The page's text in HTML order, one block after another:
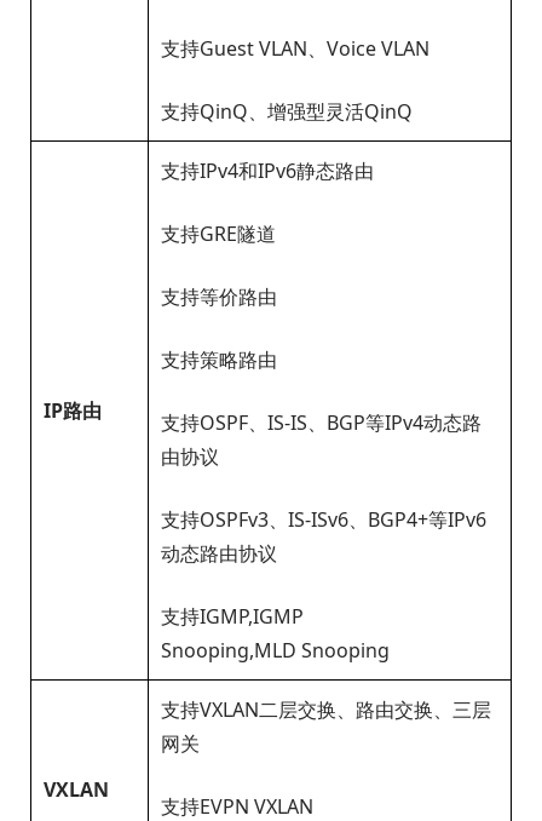
支持Guest VLAN、Voice VLAN
支持QinQ、增强型灵活QinQ
IP路由
支持IPv4和IPv6静态路由
支持GRE隧道
支持等价路由
支持策略路由
支持OSPF、IS-IS、BGP等IPv4动态路
由协议
支持OSPFv3、IS-ISv6、BGP4+等IPv6
动态路由协议
支持IGMP,IGMP
Snooping,MLD Snooping
VXLAN
支持VXLAN二层交换、路由交换、三层
网关
支持EVPN VXLAN